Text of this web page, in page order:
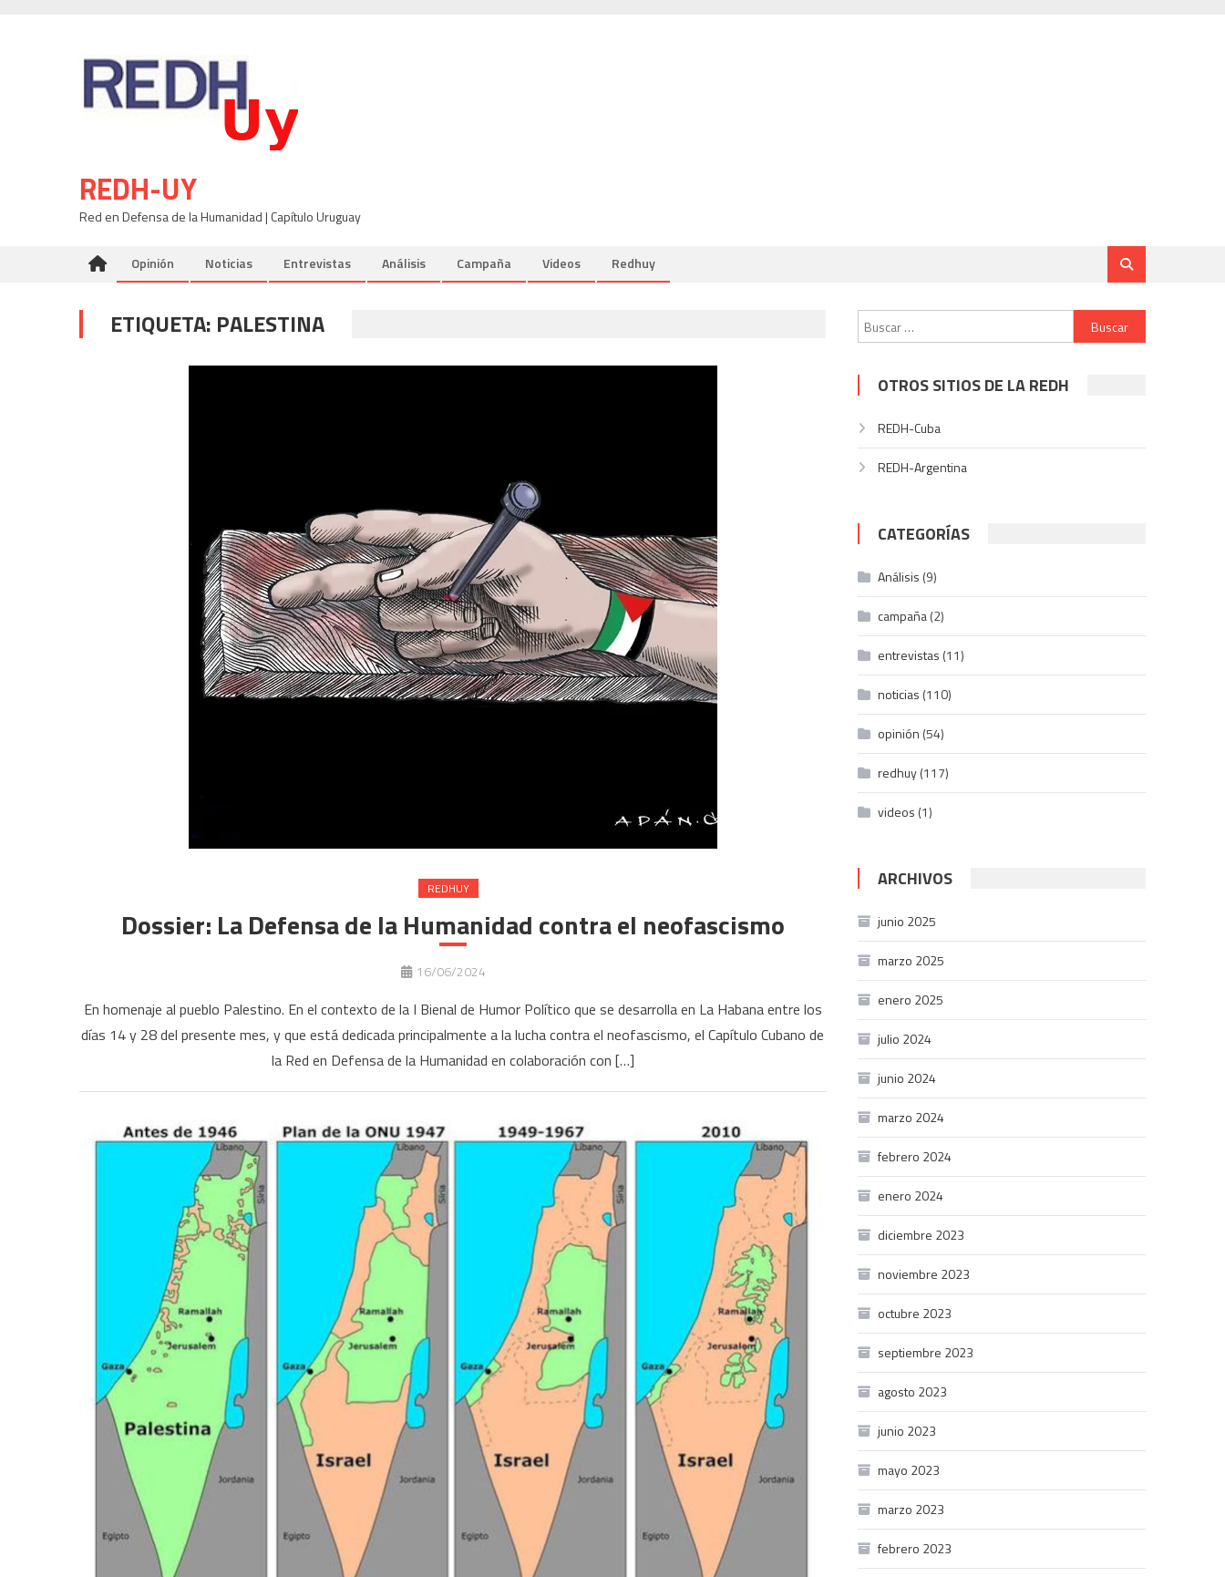
REDH-UY
Red en Defensa de la Humanidad | Capítulo Uruguay
Opinión Noticias Entrevistas Análisis Campaña Videos Redhuy
ETIQUETA: PALESTINA
REDHUY
Dossier: La Defensa de la Humanidad contra el neofascismo
16/06/2024
En homenaje al pueblo Palestino. En el contexto de la I Bienal de Humor Político que se desarrolla en La Habana entre los
días 14 y 28 del presente mes, y que está dedicada principalmente a la lucha contra el neofascismo, el Capítulo Cubano de
la Red en Defensa de la Humanidad en colaboración con […]
Buscar:
OTROS SITIOS DE LA REDH
REDH-Cuba
REDH-Argentina
CATEGORÍAS
Análisis (9)
campaña(2)
entrevistas (11)
noticias (110)
opinión (54)
redhuy(117)
videos (1)
ARCHIVOS
junio 2025
marzo 2025
enero 2025
julio 2024
junio 2024
marzo 2024
febrero 2024
enero 2024
diciembre 2023
noviembre 2023
octubre 2023
septiembre 2023
agosto 2023
junio 2023
mayo 2023
marzo 2023
febrero 2023